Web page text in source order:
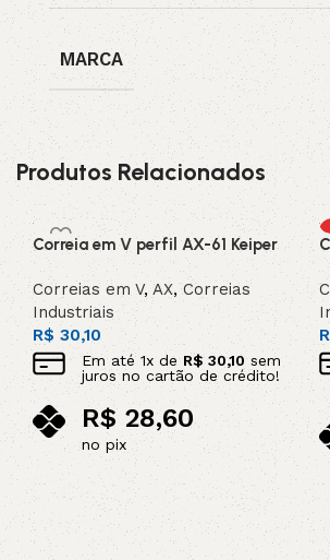
MARCA
Produtos Relacionados
Correia em V perfil AX-61 Keiper
Correias em V, AX,Correias
Industriais
R$ 30,10
Em até 1x de R$30,10sem
juros no cartão de crédito!
R$28,60
no pix
Adicionar ao carrinho